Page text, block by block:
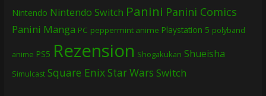
Nintendo Nintendo Switch Panini Panini Comics
Panini Manga PC peppermint anime Playstation 5 polyband
anime PS5 Rezension Shogakukan Shueisha
Simulcast Square EnixStar Wars Switch